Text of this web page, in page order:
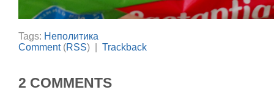
Tags: Неполитика
Comment(RSS) | Trackback
2 COMMENTS